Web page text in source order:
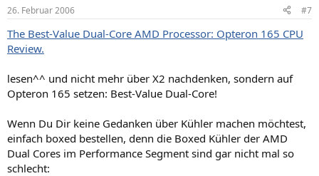
26. Februar 2006 #7
The Best-Value Dual-Core AMD Processor: Opteron 165 CPU
Review.
lesen^^ und nicht mehr über X2 nachdenken, sondern auf
Opteron 165 setzen: Best-Value Dual-Core!
Wenn Du Dir keine Gedanken über Kühler machen möchtest,
einfach boxed bestellen, denn die Boxed Kühler der AMD
Dual Cores im Performance Segment sind gar nicht mal so
schlecht: